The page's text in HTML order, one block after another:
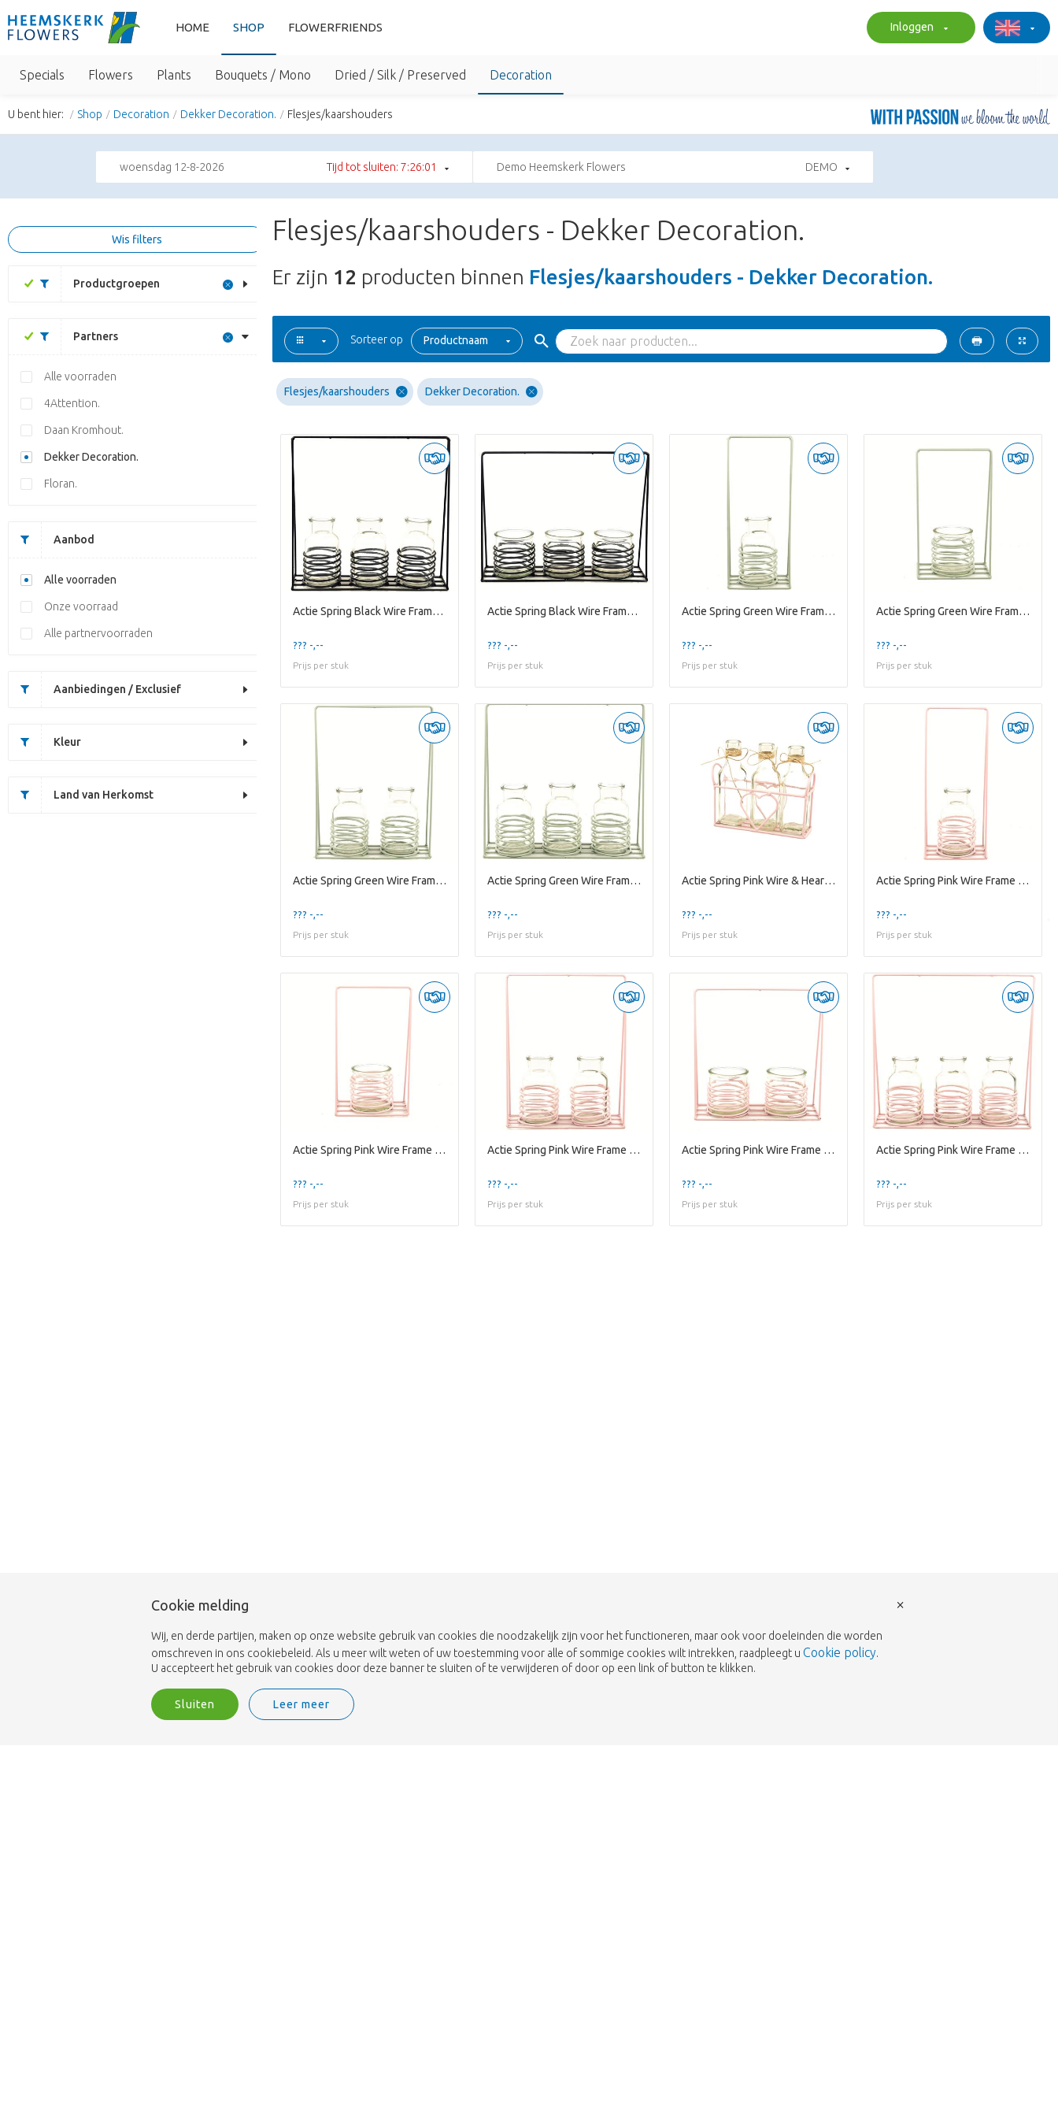
HOME SHOP FLOWERFRIENDS Inloggen
Specials Flowers Plants Bouquets / Mono Dried / Silk / Preserved Decoration
U bent hier: Shop Decoration Dekker Decoration. Flesjes/kaarshouders
woensdag 12-8-2026 Tijd tot sluiten: 7:26:00 Demo Heemskerk Flowers DEMO
Wis filters
Productgroepen
Partners
Alle voorraden
4Attention.
Daan Kromhout.
Dekker Decoration.
Floran.
Aanbod
Alle voorraden
Onze voorraad
Alle partnervoorraden
Aanbiedingen / Exclusief
Kleur
Land van Herkomst
Flesjes/kaarshouders - Dekker Decoration.
Er zijn 12 producten binnen Flesjes/kaarshouders - Dekker Decoration.
Sorteer op Productnaam
Flesjes/kaarshouders Dekker Decoration.
Actie Spring Black Wire Frame w/ 3 1r Bottles
??? -,--
Prijs per stuk
Actie Spring Black Wire Frame w/ 3 Round Glasses
??? -,--
Prijs per stuk
Actie Spring Green Wire Frame w/ 1 1r Bottle
??? -,--
Prijs per stuk
Actie Spring Green Wire Frame w/ 1 Round Glass
??? -,--
Prijs per stuk
Actie Spring Green Wire Frame w/ 2 1r Bottles
??? -,--
Prijs per stuk
Actie Spring Green Wire Frame w/ 3 1r Bottles
??? -,--
Prijs per stuk
Actie Spring Pink Wire & Heart w/ 3 Bottles
??? -,--
Prijs per stuk
Actie Spring Pink Wire Frame w/ 1 1r Bottle
??? -,--
Prijs per stuk
Actie Spring Pink Wire Frame w/ 1 Round Glass
??? -,--
Prijs per stuk
Actie Spring Pink Wire Frame w/ 2 1r Bottles
??? -,--
Prijs per stuk
Actie Spring Pink Wire Frame w/ 2 Round Glasses
??? -,--
Prijs per stuk
Actie Spring Pink Wire Frame w/ 3 1r Bottles
??? -,--
Prijs per stuk
Cookie melding
Wij, en derde partijen, maken op onze website gebruik van cookies die noodzakelijk zijn voor het functioneren, maar ook voor doeleinden die worden
omschreven in ons cookiebeleid. Als u meer wilt weten of uw toestemming voor alle of sommige cookies wilt intrekken, raadpleegt u Cookie policy.
U accepteert het gebruik van cookies door deze banner te sluiten of te verwijderen of door op een link of button te klikken.
Sluiten Leer meer
×